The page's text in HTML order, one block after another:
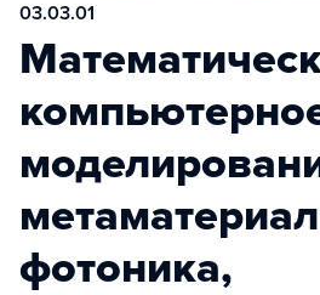
03.03.01
фотоника,